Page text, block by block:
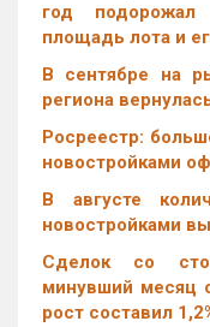
год подорожал
площадь лота и
В сентябре на
региона
Росреестр:
новостройками
В августе
новостройками
Cделок со
минувший месяц
рост составил